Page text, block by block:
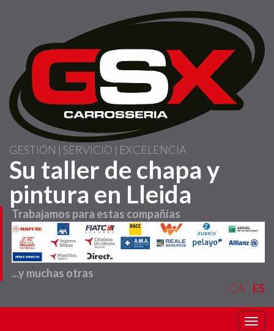
principal
GESTIÓN | SERVICIO | EXCELENCIA
Su taller de chapa y
pintura en Lleida
Trabajamos para estas compañías
...y muchas otras
CA
ES